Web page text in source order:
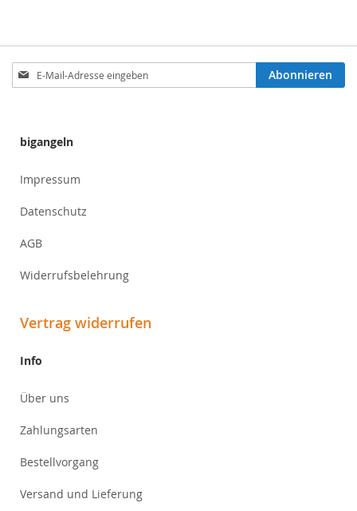
Anmeldung
zum
Abonnieren
bigangeln
Impressum
Datenschutz
AGB
Widerrufsbelehrung
Vertrag widerrufen
Info
Über uns
Zahlungsarten
Bestellvorgang
Versand und Lieferung